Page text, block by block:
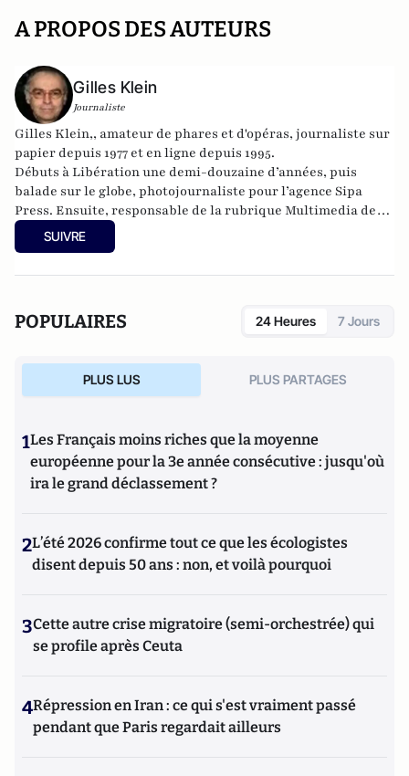
A PROPOS DES AUTEURS
Gilles Klein
Journaliste
Gilles Klein,, amateur de phares et d'opéras, journaliste sur
papier depuis 1977 et en ligne depuis 1995.
Débuts à Libération une demi-douzaine d’années, puis
balade sur le globe, photojournaliste pour l’agence Sipa
Press. Ensuite, responsable de la rubrique Multimedia de
ELLE, avant d’écrire sur les médias à Arrêt sur Images et de
collaborer avec Atlantico. Par ailleurs fut blogueur, avec Le
SUIVRE
POPULAIRES 24 Heures 7 Jours
PLUS LUS PLUS PARTAGES
1Les Français moins riches que la moyenne
européenne pour la 3e année consécutive : jusqu'où
ira le grand déclassement ?
2L’été 2026 confirme tout ce que les écologistes
disent depuis 50 ans : non, et voilà pourquoi
3Cette autre crise migratoire (semi-orchestrée) qui
se profile après Ceuta
4Répression en Iran : ce qui s'est vraiment passé
pendant que Paris regardait ailleurs